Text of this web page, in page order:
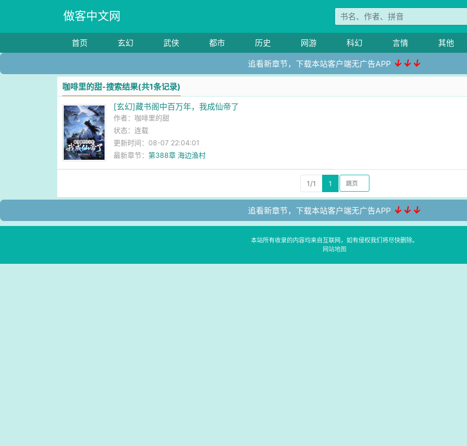
做客中文网
首页 玄幻 武侠 都市 历史 网游 科幻 言情 其他
追看新章节，下载本站客户端无广告APP ↓↓↓
咖啡里的甜-搜索结果(共1条记录)
[玄幻]藏书阁中百万年，我成仙帝了
作者： 咖啡里的甜
状态：连载
更新时间：08-07 22:04:01
最新章节：第388章 海边渔村
1/1 1
追看新章节，下载本站客户端无广告APP ↓↓↓
本站所有收录的内容均来自互联网，如有侵权我们将尽快删除。
网站地图